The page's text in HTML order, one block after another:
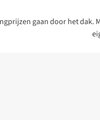
gaan door het dak.